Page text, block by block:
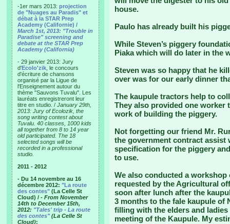
-1er mars 2013: projection
de "Nuages au Paradis" et
débat à la STAR Prep
Academy (Californie) /
March 1st, 2013: "Trouble in
Paradise" screening and
debate at the STAR Prep
Academy (California)
- 29 janvier 2013: Jury
d'Ecolo'zik , le concours
d'écriture de chansons
organisé par la Ligue de
l'Enseignement autour du
thème "Sauvons Tuvalu". Les
lauréats enregistreront leur
titre en studio. / January 29th,
2013: Jury of Ecolozik, the
song writing contest about
Tuvalu. 40 classes, 1000 kids
all together from 8 to 14 year
old participated. The 18
selected songs will be
recorded in a professional
studio.
2011 - 2012
- Du 14 novembre au 16
décembre 2012: "La route
des contes" (La Celle St
Cloud) / - From November
14th to December 15th,
2012: "Tales' trip - La route
des contes"(La Celle St
Cloud):
house.
Paulo has already built his
While Steven’s piggery
Piaka which will do later in the
Steven was so happy that he
over was for our early dinner
The kaupule tractors help to
They also provided one worker
work of building the piggery.
Not forgetting our friend Mr.
the government contract
specification for the piggery
to use.
We also conducted a
requested by the Agricultural
soon after lunch after the
3 months to the fale kaupule of
filling with the elders and
meeting of the Kaupule. My